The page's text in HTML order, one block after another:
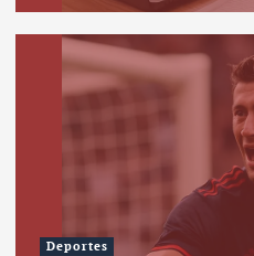
Deportes